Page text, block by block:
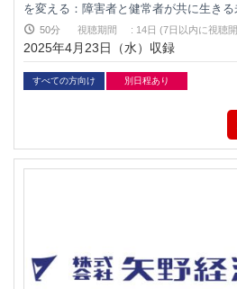
を変える：障害者と健常者が共に生きる
50分 視聴期間 : 14日 (7日以内に視聴
2025年4月23日（水）収録
すべての方向け 別日程あり